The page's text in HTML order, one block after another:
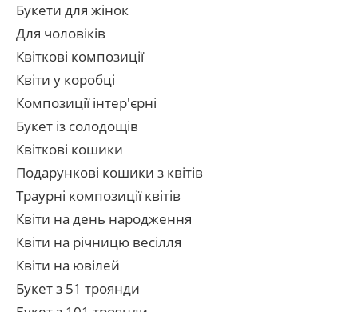
Букети для жінок
Для чоловіків
Квіткові композиції
Квіти у коробці
Композиції інтер'єрні
Букет із солодощів
Квіткові кошики
Подарункові кошики з квітів
Траурні композиції квітів
Квіти на день народження
Квіти на річницю весілля
Квіти на ювілей
Букет з 51 троянди